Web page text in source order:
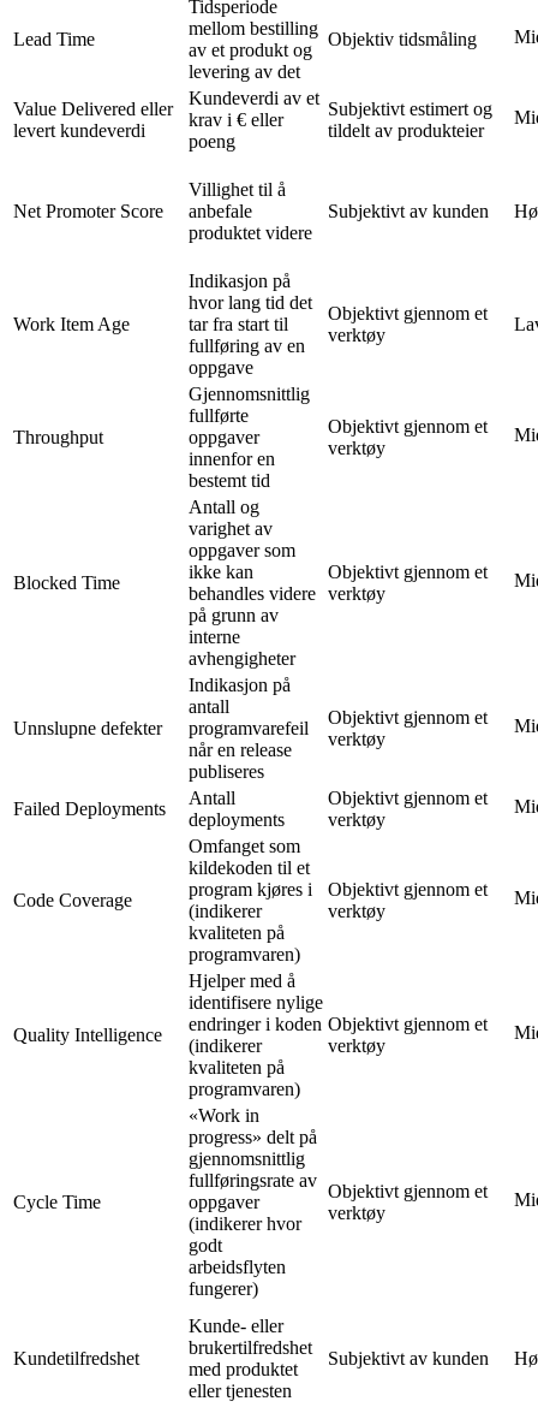
Lead Time
Tidsperiode
mellom bestilling
av et produkt og
levering av det
Objektiv tidsmåling
Value Delivered eller
levert kundeverdi
Kundeverdi av et
krav i € eller
poeng
Subjektivt estimert og
tildelt av produkteier
Net Promoter Score
Villighet til å
anbefale
produktet videre
Subjektivt av kunden
Work Item Age
Indikasjon på
hvor lang tid det
tar fra start til
fullføring av en
oppgave
Objektivt gjennom et
verktøy
Throughput
Gjennomsnittlig
fullførte
oppgaver
innenfor en
bestemt tid
Objektivt gjennom et
verktøy
Blocked Time
Antall og
varighet av
oppgaver som
ikke kan
behandles videre
på grunn av
interne
avhengigheter
Objektivt gjennom et
verktøy
Unnslupne defekter
Indikasjon på
antall
programvarefeil
når en release
publiseres
Objektivt gjennom et
verktøy
Failed Deployments
Antall
deployments
Objektivt gjennom et
verktøy
Code Coverage
Omfanget som
kildekoden til et
program kjøres i
(indikerer
kvaliteten på
programvaren)
Objektivt gjennom et
verktøy
Quality Intelligence
Hjelper med å
identifisere nylige
endringer i koden
(indikerer
kvaliteten på
programvaren)
Objektivt gjennom et
verktøy
Cycle Time
«Work in
progress» delt på
gjennomsnittlig
fullføringsrate av
oppgaver
(indikerer hvor
godt
arbeidsflyten
fungerer)
Objektivt gjennom et
verktøy
Kundetilfredshet
Kunde- eller
brukertilfredshet
med produktet
eller tjenesten
Subjektivt av kunden